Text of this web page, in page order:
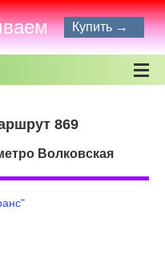
Купить →
869
Волковская